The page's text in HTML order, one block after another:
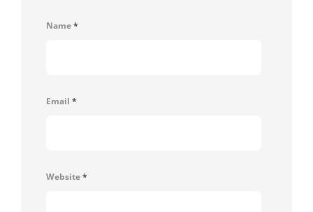
Name*
Email *
Website*